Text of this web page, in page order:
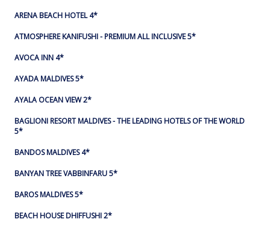
ARENA BEACH HOTEL 4*
ATMOSPHERE KANIFUSHI - PREMIUM ALL INCLUSIVE 5*
AVOCA INN 4*
AYADA MALDIVES 5*
AYALA OCEAN VIEW 2*
BAGLIONI RESORT MALDIVES - THE LEADING HOTELS OF THE WORLD
5*
BANDOS MALDIVES 4*
BANYAN TREE VABBINFARU 5*
BAROS MALDIVES 5*
BEACH HOUSE DHIFFUSHI 2*